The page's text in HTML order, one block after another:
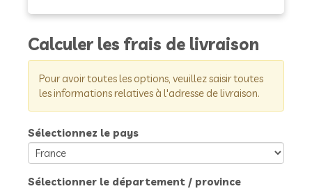
Calculer les frais de livraison
Pour avoir toutes les options, veuillez saisir toutes
les informations relatives à l'adresse de livraison.
Sélectionnez le pays
Sélectionner le département / province